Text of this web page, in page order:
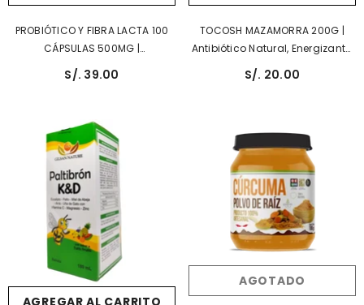
PROBIÓTICO Y FIBRA LACTA 100
CÁPSULAS 500MG |
Estreñimiento, Hinchazón,
Metabolismo.
S/. 39.00
TOCOSH MAZAMORRA 200G |
Antibiótico Natural, Energizante,
Probiótico, Estómago.
S/. 20.00
AGREGAR AL CARRITO
AGOTADO